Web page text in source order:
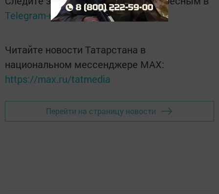
Telegram-каналеТатмедиа
Читайте новости Татарстана в
национальном мессенджере MАХ:
https://max.ru/tatmedia
Перейти на страницу новости